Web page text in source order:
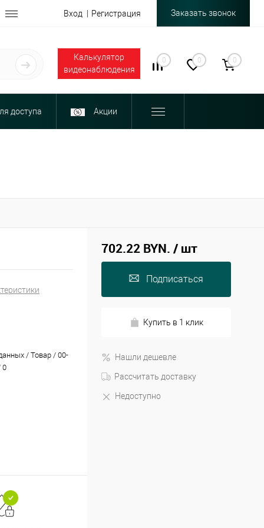
Вход Регистрация Заказать звонок
Калькулятор
видеонаблюдения
0 0 0
доступа Акции
/ Товар / 00-
0
702.22 BYN. / шт
Подписаться
Купить в 1 клик
Нашли дешевле
Рассчитать доставку
Недоступно